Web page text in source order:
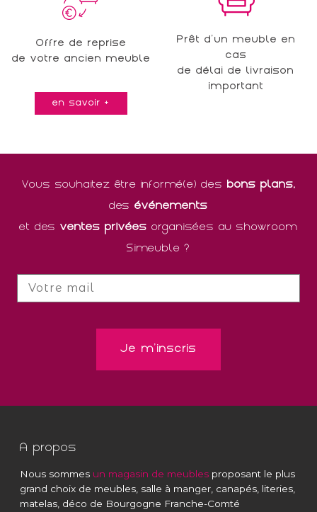
Offre de reprise
de votre ancien meuble
en savoir +
Prêt d'un meuble en
cas
de délai de livraison
important
Vous souhaitez être informé(e) des bons plans,
desévénements
et desventes privées organisées au showroom
Simeuble ?
A propos
Nous sommes un magasin de meubles proposant le plus
grand choix de meubles, salle à manger, canapés, literies,
matelas, déco de Bourgogne Franche-Comté